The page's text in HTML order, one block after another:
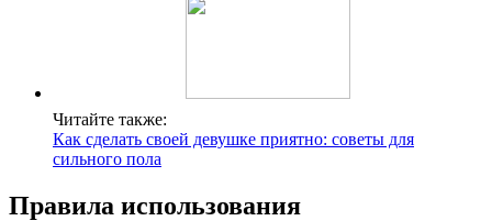
Читайте также:
Как сделать своей девушке приятно: советы для
сильного пола
Правила использования